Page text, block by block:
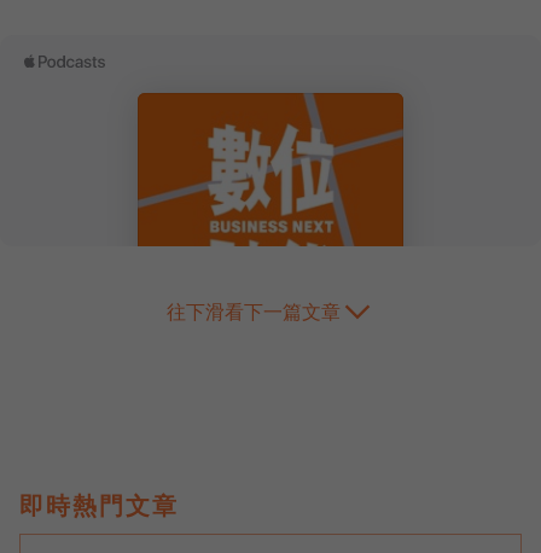
往下滑看下一篇文章
即時熱門文章